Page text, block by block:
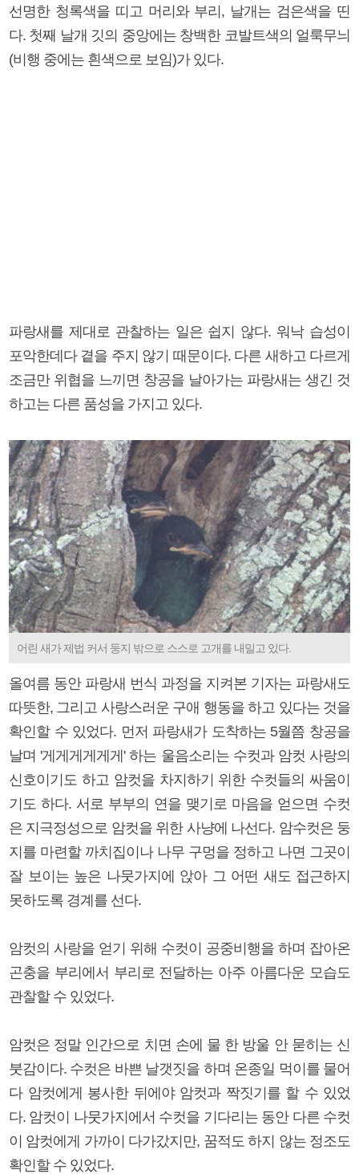
선명한 청록색을 띠고 머리와 부리, 날개는 검은색을 띤
다. 첫째 날개 깃의 중앙에는 창백한 코발트색의 얼룩무늬
(비행 중에는 흰색으로 보임)가 있다.
파랑새를 제대로 관찰하는 일은 쉽지 않다. 워낙 습성이
포악한데다 곁을 주지 않기 때문이다. 다른 새하고 다르게
조금만 위협을 느끼면 창공을 날아가는 파랑새는 생긴 것
하고는 다른 품성을 가지고 있다.
어린 새가 제법 커서 둥지 밖으로 스스로 고개를 내밀고 있다.
올여름 동안 파랑새 번식 과정을 지켜본 기자는 파랑새도
따뜻한, 그리고 사랑스러운 구애 행동을 하고 있다는 것을
확인할 수 있었다. 먼저 파랑새가 도착하는 5월쯤 창공을
날며 '게게게게게게' 하는 울음소리는 수컷과 암컷 사랑의
신호이기도 하고 암컷을 차지하기 위한 수컷들의 싸움이
기도 하다. 서로 부부의 연을 맺기로 마음을 얻으면 수컷
은 지극정성으로 암컷을 위한 사냥에 나선다. 암수컷은 둥
지를 마련할 까치집이나 나무 구멍을 정하고 나면 그곳이
잘 보이는 높은 나뭇가지에 앉아 그 어떤 새도 접근하지
못하도록 경계를 선다.
암컷의 사랑을 얻기 위해 수컷이 공중비행을 하며 잡아온
곤충을 부리에서 부리로 전달하는 아주 아름다운 모습도
관찰할 수 있었다.
암컷은 정말 인간으로 치면 손에 물 한 방울 안 묻히는 신
붓감이다. 수컷은 바쁜 날갯짓을 하며 온종일 먹이를 물어
다 암컷에게 봉사한 뒤에야 암컷과 짝짓기를 할 수 있었
다. 암컷이 나뭇가지에서 수컷을 기다리는 동안 다른 수컷
이 암컷에게 가까이 다가갔지만, 꿈적도 하지 않는 정조도
확인할 수 있었다.